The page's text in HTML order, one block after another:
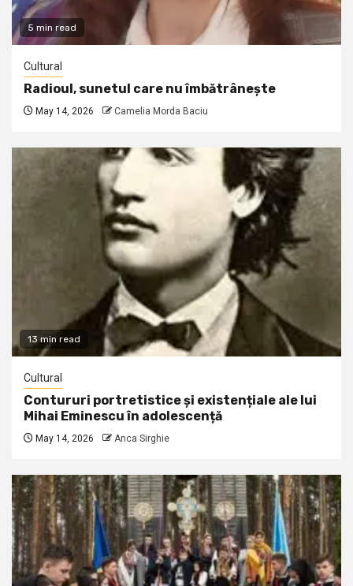
5 min read
Cultural
Radioul, sunetul care nu îmbătrânește
May 14, 2026 Camelia Morda Baciu
13 min read
Cultural
Contururi portretistice și existențiale ale lui
Mihai Eminescu în adolescență
May 14, 2026 Anca Sirghie